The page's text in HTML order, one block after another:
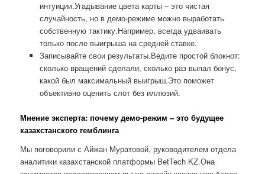
интуиции.Угадывание цвета карты – это чистая
случайность, но в демо-режиме можно выработать
собственную тактику.Например, всегда удваивать
только после выигрыша на средней ставке.
Записывайте свои результаты.Ведите простой блокнот:
сколько вращений сделали, сколько раз выпал бонус,
какой был максимальный выигрыш.Это поможет
объективно оценить слот без иллюзий.
Мнение эксперта: почему демо-режим – это будущее
казахстанского гемблинга
Мы поговорили с Айжан Муратовой, руководителем отдела
аналитики казахстанской платформы BetTech KZ.Она